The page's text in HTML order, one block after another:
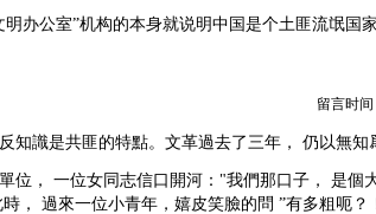
明办公室”机构的本身就说明中国是个土匪流氓国家
留言时间
知識是共匪的特點。文革過去了三年， 仍以無知
位， 一位女同志信口開河："我們那口子， 是個
， 過來一位小青年，嬉皮笑臉的問 ”有多粗呃？